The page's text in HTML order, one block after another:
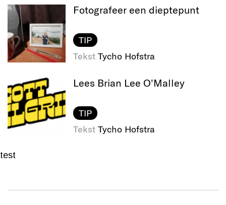
Fotografeer een dieptepunt
TIP
Tekst Tycho Hofstra
Lees Brian Lee O'Malley
TIP
Tekst Tycho Hofstra
test